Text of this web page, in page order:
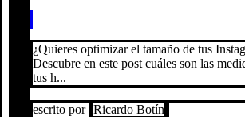
¿Quieres optimizar el tamaño de tus
Descubre en este post cuáles son las
tus h...
escrito por Ricardo Botín